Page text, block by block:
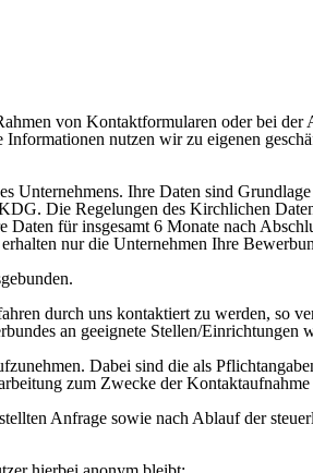
von Kontaktformularen oder bei der
nutzen wir zu eigenen
Ihre Daten sind
Die Regelungen des Kirchlichen
für insgesamt 6 Monate nach
nur die Unternehmen Ihre
durch uns kontaktiert zu werden, so
an geeignete Stellen/Einrichtungen
Dabei sind die als
zum Zwecke der
Anfrage sowie nach Ablauf der